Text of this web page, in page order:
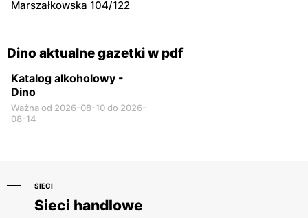
Niegów, ul. Handlowa 9
Marszałkowska 104/122
Dino aktualne gazetki w pdf
Katalog alkoholowy -
Dino
Ważna od 2026-08-10 do 2026-
08-14
SIECI
Sieci handlowe